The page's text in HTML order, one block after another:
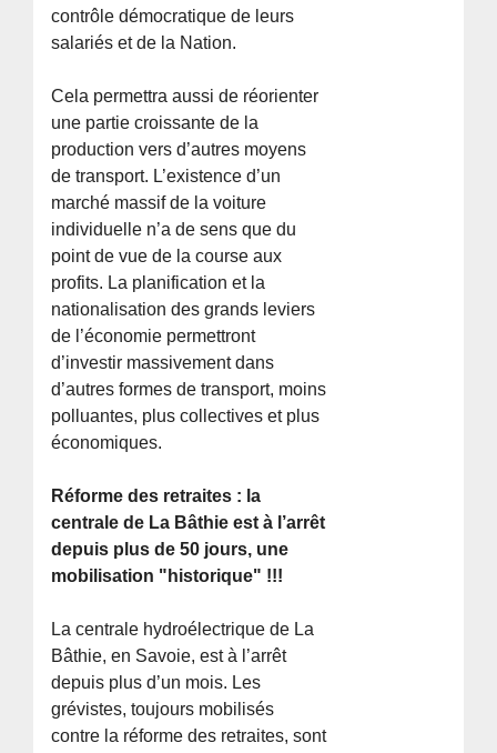
contrôle démocratique de leurs
salariés et de la Nation.
Cela permettra aussi de réorienter
une partie croissante de la
production vers d’autres moyens
de transport. L’existence d’un
marché massif de la voiture
individuelle n’a de sens que du
point de vue de la course aux
profits. La planification et la
nationalisation des grands leviers
de l’économie permettront
d’investir massivement dans
d’autres formes de transport, moins
polluantes, plus collectives et plus
économiques.
Réforme des retraites : la
centrale de La Bâthie est à l’arrêt
depuis plus de 50 jours, une
mobilisation "historique" !!!
La centrale hydroélectrique de La
Bâthie, en Savoie, est à l’arrêt
depuis plus d’un mois. Les
grévistes, toujours mobilisés
contre la réforme des retraites, sont